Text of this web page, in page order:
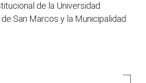
de la Universidad
San Marcos y la Municipalidad